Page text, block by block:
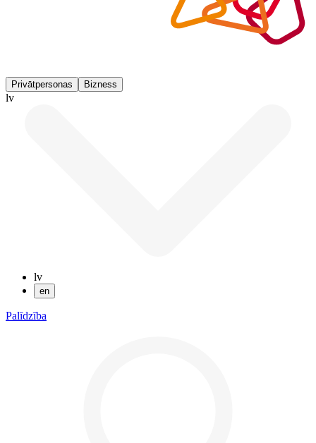
Privātpersonas Bizness
lv
lv
en
Palīdzība